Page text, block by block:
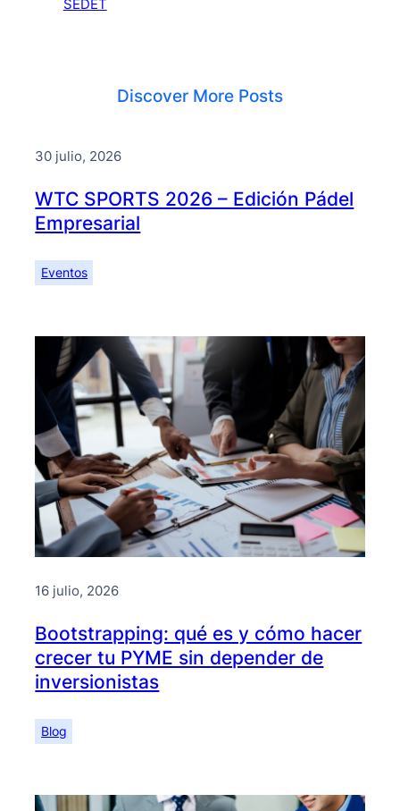
SEDET
Discover More Posts
30 julio, 2026
WTC SPORTS 2026 – Edición Pádel
Empresarial
Eventos
16 julio, 2026
Bootstrapping: qué es y cómo hacer
crecer tu PYME sin depender de
inversionistas
Blog